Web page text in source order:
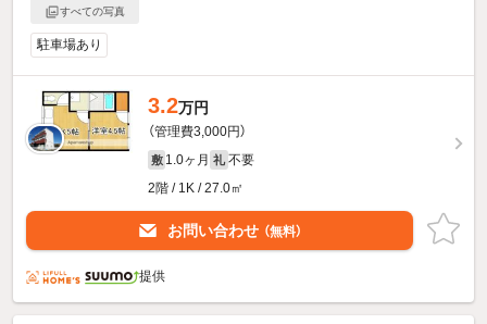
すべての写真
駐車場あり
3.2万円
（管理費3,000円）
敷 1.0ヶ月 礼 不要
2階 / 1K / 27.0㎡
お問い合わせ （無料）
提供